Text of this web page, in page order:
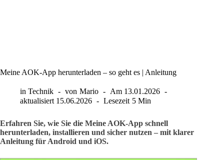
Meine AOK-App herunterladen – so geht es | Anleitung
in Technik von Mario Am 13.01.2026
aktualisiert 15.06.2026 Lesezeit 5 Min
Erfahren Sie, wie Sie die Meine AOK-App schnell
herunterladen, installieren und sicher nutzen – mit klarer
Anleitung für Android und iOS.